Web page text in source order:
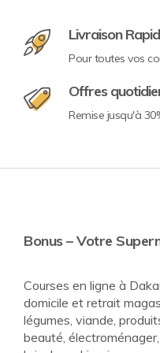
Livraison
Pour toutes vos
Offres
Remise jusqu'à
Bonus – Votre
Courses en ligne à
domicile et retrait
légumes, viande,
beauté,